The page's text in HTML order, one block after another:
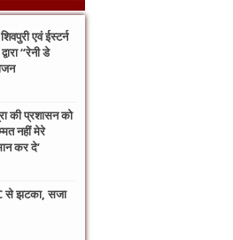
एवं ईस्टर्न
“रेनी डे
की प्रशासन को
नहीं मेरे
कर दे’
से झटका, सजा